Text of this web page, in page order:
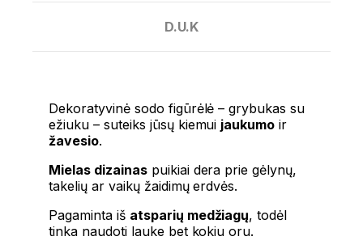
D.U.K
Dekoratyvinė sodo figūrėlė – grybukas su
ežiuku – suteiks jūsų kiemui jaukumo ir
žavesio.
Mielas dizainaspuikiai dera prie gėlynų,
takelių ar vaikų žaidimų erdvės.
Pagaminta iš atsparių medžiagų, todėl
tinka naudoti lauke bet kokiu oru.